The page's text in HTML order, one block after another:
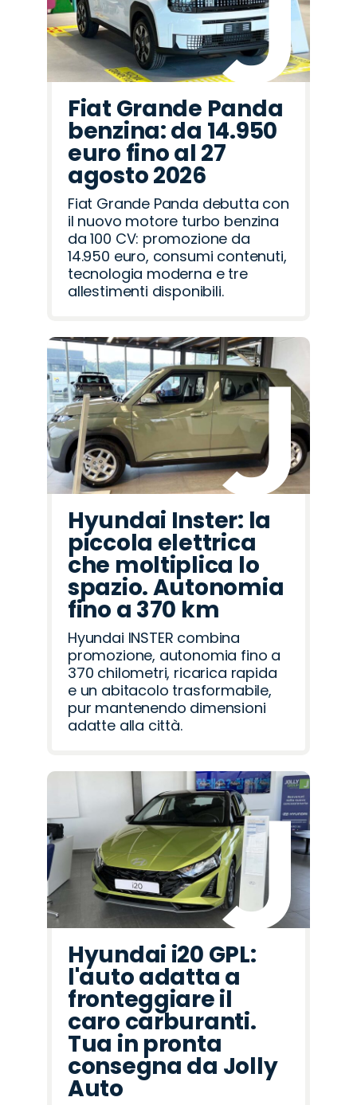
Fiat Grande Panda
benzina: da 14.950
euro fino al 27
agosto 2026
Fiat Grande Panda debutta con
il nuovo motore turbo benzina
da 100 CV: promozione da
14.950 euro, consumi contenuti,
tecnologia moderna e tre
allestimenti disponibili.
Hyundai Inster: la
piccola elettrica
che moltiplica lo
spazio. Autonomia
fino a 370 km
Hyundai INSTER combina
promozione, autonomia fino a
370 chilometri, ricarica rapida
e un abitacolo trasformabile,
pur mantenendo dimensioni
adatte alla città.
Hyundai i20 GPL:
l'auto adatta a
fronteggiare il
caro carburanti.
Tua in pronta
consegna da Jolly
Auto